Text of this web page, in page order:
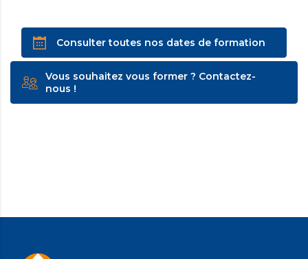
Consulter toutes nos dates de formation
Vous souhaitez vous former ? Contactez-
nous !